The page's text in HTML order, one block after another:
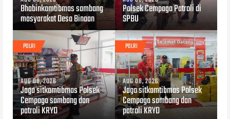
Bhabinkamtibmas sambang
masyarakat Desa Binaan
Polsek Cempaga Patroli di
SPBU
POLRI
AUG 08, 2026
Jaga sitkamtibmas Polsek
Cempaga sambang dan
patroli KRYD
POLRI
AUG 08, 2026
Jaga sitkamtibmas Polsek
Cempaga sambang dan
patroli KRYD